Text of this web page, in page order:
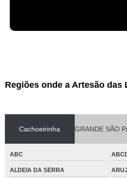
Regiões onde a Artesão das
Cachoeirinha GRANDE SÃO
ABC
ALDEIA DA SERRA